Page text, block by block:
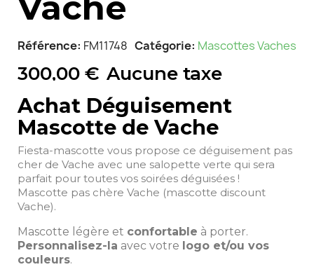
Référence FM11748 Catégorie Mascottes Vaches
300,00 € Aucune taxe
Achat Déguisement
Mascotte de Vache
Fiesta-mascotte vous propose ce déguisement pas
cher de Vache avec une salopette verte qui sera
parfait pour toutes vos soirées déguisées !
Mascotte pas chère Vache (mascotte discount
Vache).
Mascotte légère et confortable à porter.
Personnalisez-la avec votre logo et/ou vos
couleurs.